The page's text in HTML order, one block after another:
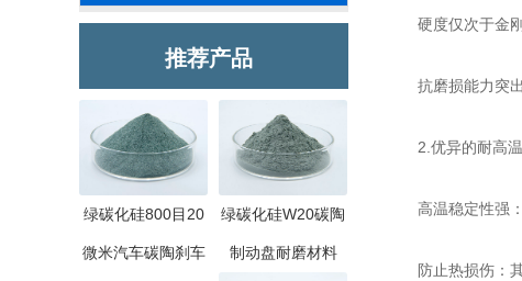
推荐产品
绿碳化硅800目20
微米汽车碳陶刹车
绿碳化硅W20碳陶
制动盘耐磨材料
硬度仅次于金刚
抗磨损能力突出
2.优异的耐高温
高温稳定性强：
防止热损伤：其